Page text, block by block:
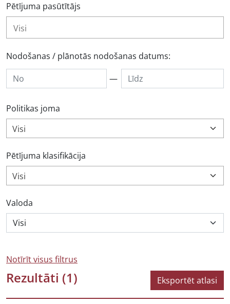
Pētījuma pasūtītājs
Nodošanas / plānotās nodošanas datums:
—
Politikas joma
Visi
Pētījuma klasifikācija
Visi
Valoda
Notīrīt visus filtrus
Rezultāti (1) Eksportēt atlasi